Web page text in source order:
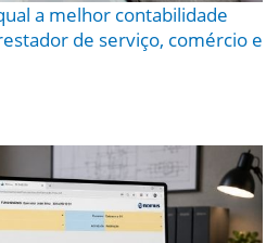
a melhor contabilidade
de serviço, comércio e